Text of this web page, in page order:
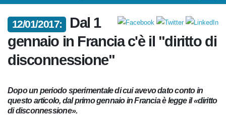
12/01/2017:
Dal 1
gennaio in Francia c'è il "diritto di
disconnessione"
Dopo un periodo sperimentale di cui avevo dato conto in
questo articolo, dal primo gennaio in Francia è legge il «diritto
di disconnessione».